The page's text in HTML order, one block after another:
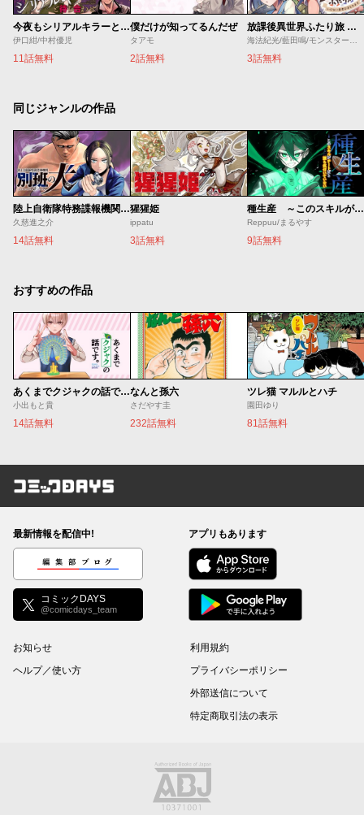
今夜もシリアルキラーと待ち合わせ
伊口紺/中村優児
11話無料
僕だけが知ってるんだぜ
タアモ
2話無料
放課後異世界ふたり旅 ～いらない勇者ひきとります～
3話無料
同じジャンルの作品
陸上自衛隊特務諜報機関 別班の犬
久慈進之介
14話無料
猩猩姫
ippatu
3話無料
種生産 ～このスキルがチートだとまだ誰も気付いていない～
Reppuu/まるやす
9話無料
おすすめの作品
あくまでクジャクの話です。
小出もと貴
14話無料
なんと孫六
さだやす圭
232話無料
ツレ猫 マルルとハチ
園田ゆり
81話無料
コミックDAYS
最新情報を配信中!
編集部ブログ
コミックDAYS
@comicdays_team
アプリもあります
お知らせ
ヘルプ／使い方
利用規約
プライバシーポリシー
外部送信について
特定商取引法の表示